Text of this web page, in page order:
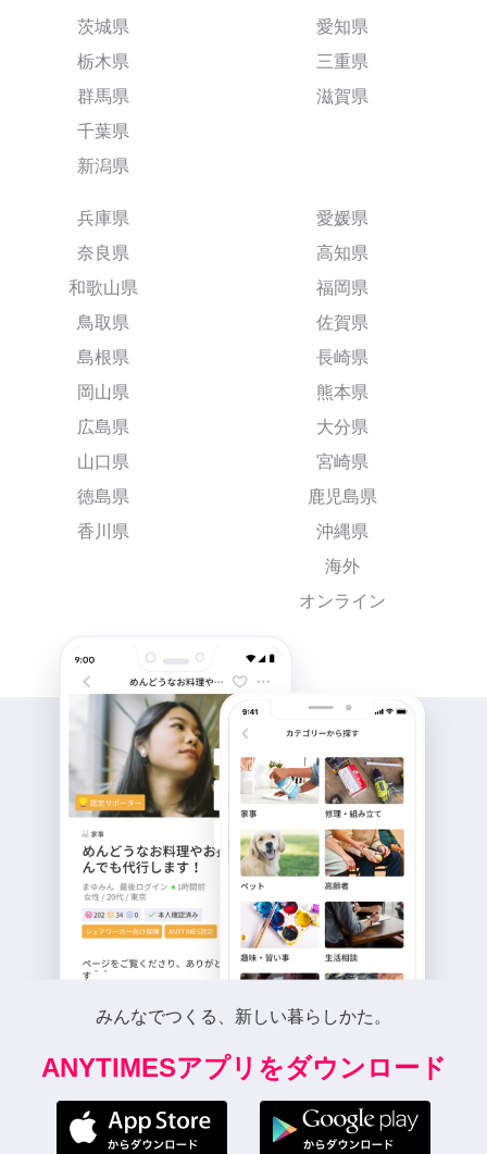
茨城県
栃木県
群馬県
千葉県
新潟県
愛知県
三重県
滋賀県
兵庫県
奈良県
和歌山県
鳥取県
島根県
岡山県
広島県
山口県
徳島県
香川県
愛媛県
高知県
福岡県
佐賀県
長崎県
熊本県
大分県
宮崎県
鹿児島県
沖縄県
海外
オンライン
みんなでつくる、新しい暮らしかた。
ANYTIMESアプリをダウンロード